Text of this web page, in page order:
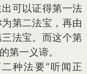
可以证得第一法
第二法宝，再由
法宝。而这个第
第一义谛。
种法要“听闻正